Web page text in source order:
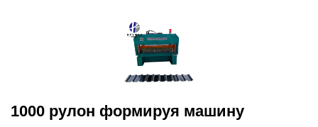
1000 рулон формируя машину